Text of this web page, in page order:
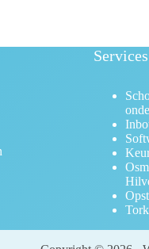
Services